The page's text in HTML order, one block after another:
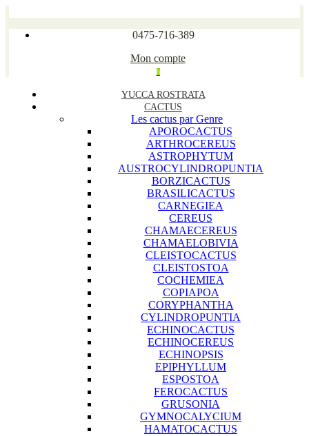
0475-716-389
Mon compte
0
YUCCA ROSTRATA
CACTUS
Les cactus par Genre
APOROCACTUS
ARTHROCEREUS
ASTROPHYTUM
AUSTROCYLINDROPUNTIA
BORZICACTUS
BRASILICACTUS
CARNEGIEA
CEREUS
CHAMAECEREUS
CHAMAELOBIVIA
CLEISTOCACTUS
CLEISTOSTOA
COCHEMIEA
COPIAPOA
CORYPHANTHA
CYLINDROPUNTIA
ECHINOCACTUS
ECHINOCEREUS
ECHINOPSIS
EPIPHYLLUM
ESPOSTOA
FEROCACTUS
GRUSONIA
GYMNOCALYCIUM
HAMATOCACTUS